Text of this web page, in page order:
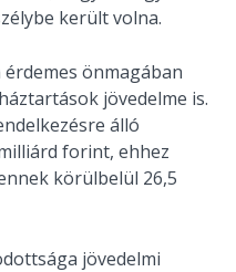
került volna.
önmagában
jövedelme is.
álló
forint, ehhez
körülbelül 26,5
jövedelmi